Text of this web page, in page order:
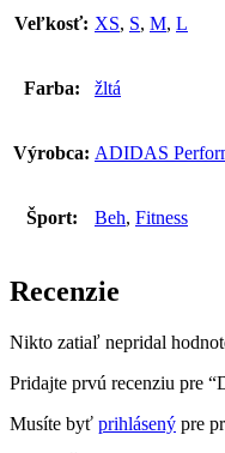
Veľkosť: XS, S, M, L
Farba: žltá
Výrobca: ADIDAS
Šport: Beh, Fitness
Recenzie
Nikto zatiaľ nepridal
Pridajte prvú recenziu pre
Musíte byť prihlásený pre